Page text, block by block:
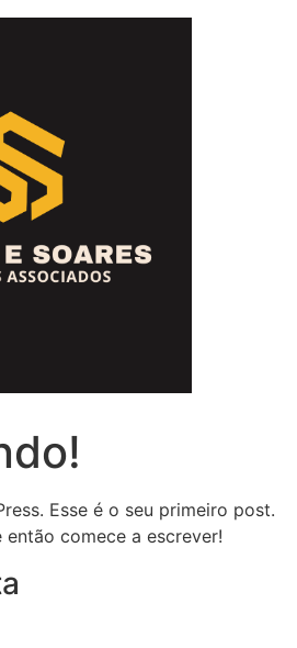
Esse é o seu primeiro post.
comece a escrever!